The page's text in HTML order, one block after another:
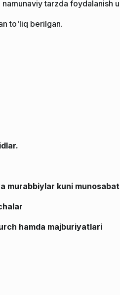
tarzda foydalanish
to'liq berilgan.
murabbiylar kuni
hamda majburiyatlari